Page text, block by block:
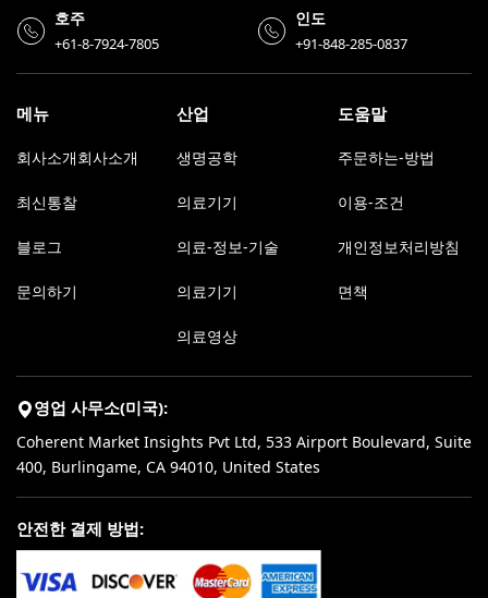
호주
+61-8-7924-7805
인도
+91-848-285-0837
메뉴
회사소개회사소개
최신통찰
블로그
문의하기
산업
생명공학
의료기기
의료-정보-기술
의료기기
의료영상
도움말
주문하는-방법
이용-조건
개인정보처리방침
면책
영업 사무소(미국):
Coherent Market Insights Pvt Ltd, 533 Airport Boulevard, Suite
400, Burlingame, CA 94010, United States
안전한 결제 방법: